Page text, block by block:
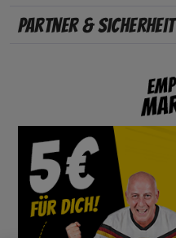
Partner & Sicherheit